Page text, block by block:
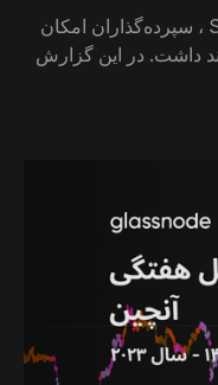
با نزدیک شدن به تاریخ آپدیت Shanghai ، سپرده‌گذاران امکان
داشت. در این گزارش
از این گروه‌ها پس از